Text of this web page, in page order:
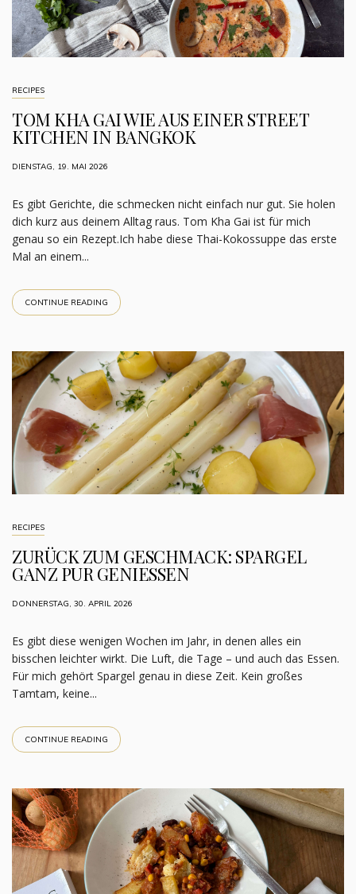
RECIPES
TOM KHA GAI WIE AUS EINER STREET
KITCHEN IN BANGKOK
DIENSTAG, 19. MAI 2026
Es gibt Gerichte, die schmecken nicht einfach nur gut. Sie holen
dich kurz aus deinem Alltag raus. Tom Kha Gai ist für mich
genau so ein Rezept.Ich habe diese Thai-Kokossuppe das erste
Mal an einem...
CONTINUE READING
RECIPES
ZURÜCK ZUM GESCHMACK: SPARGEL
GANZ PUR GENIESSEN
DONNERSTAG, 30. APRIL 2026
Es gibt diese wenigen Wochen im Jahr, in denen alles ein
bisschen leichter wirkt. Die Luft, die Tage – und auch das Essen.
Für mich gehört Spargel genau in diese Zeit. Kein großes
Tamtam, keine...
CONTINUE READING